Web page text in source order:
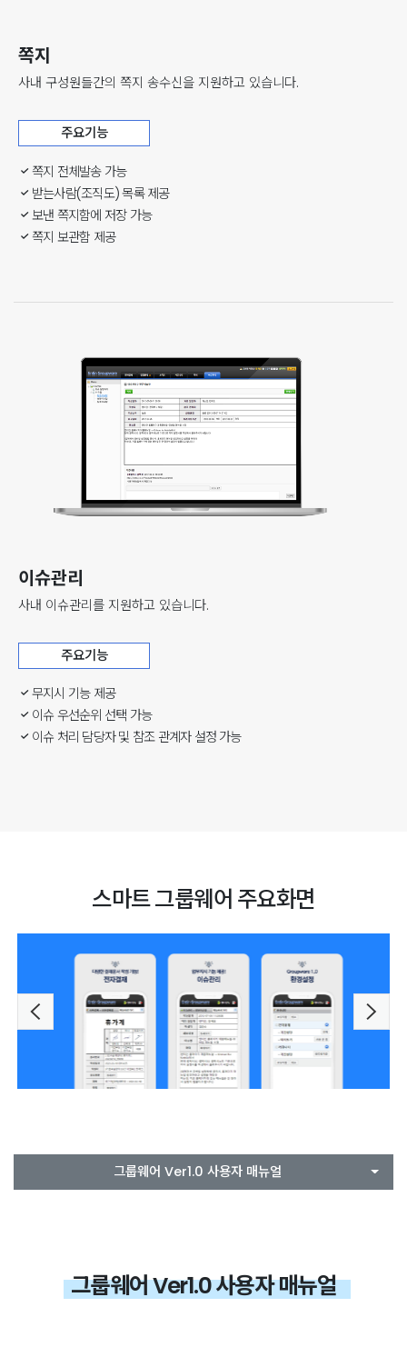
쪽지
사내 구성원들간의 쪽지 송수신을 지원하고 있습니다.
주요기능
쪽지 전체발송 가능
받는사람(조직도) 목록 제공
보낸 쪽지함에 저장 가능
쪽지 보관함 제공
이슈관리
사내 이슈관리를 지원하고 있습니다.
주요기능
무지시 기능 제공
이슈 우선순위 선택 가능
이슈 처리 담당자 및 참조 관계자 설정 가능
스마트 그룹웨어 주요화면
Previous Next
그룹웨어 Ver1.0 사용자 매뉴얼
그룹웨어 Ver1.0 사용자 매뉴얼